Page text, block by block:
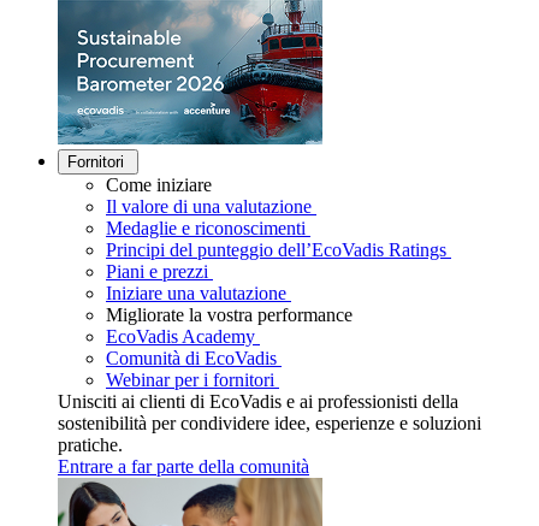
Fornitori
Come iniziare
Il valore di una valutazione
Medaglie e riconoscimenti
Principi del punteggio dell’EcoVadis Ratings
Piani e prezzi
Iniziare una valutazione
Migliorate la vostra performance
EcoVadis Academy
Comunità di EcoVadis
Webinar per i fornitori
Unisciti ai clienti di EcoVadis e ai professionisti della
sostenibilità per condividere idee, esperienze e soluzioni
pratiche.
Entrare a far parte della comunità